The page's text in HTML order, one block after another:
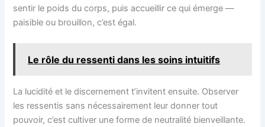
sentir le poids du corps, puis accueillir ce qui émerge —
paisible ou brouillon, c’est égal.
Le rôle du ressenti dans les soins intuitifs
La lucidité et le discernement t’invitent ensuite. Observer
les ressentis sans nécessairement leur donner tout
pouvoir, c’est cultiver une forme de neutralité bienveillante.